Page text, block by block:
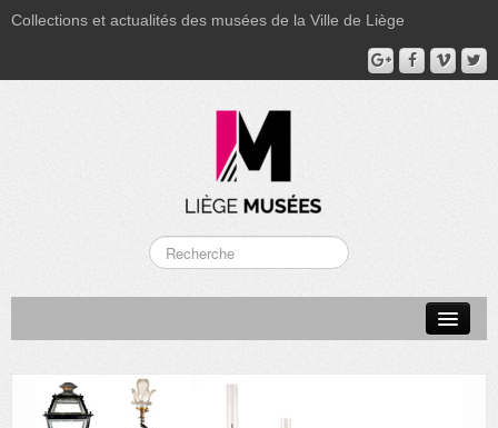
Collections et actualités des musées de la Ville de Liège
MUSÉE GRÉTRY